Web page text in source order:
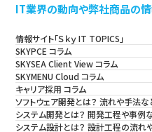
IT業界の動向や弊社商品の情
情報サイト「Ｓｋｙ IT TOPICS」
SKYPCE コラム
SKYSEA Client View コラム
SKYMENU Cloud コラム
キャリア採用 コラム
ソフトウェア開発とは？ 流れや手法な
システム開発とは？ 開発工程や事例
システム設計とは？ 設計工程の流れ